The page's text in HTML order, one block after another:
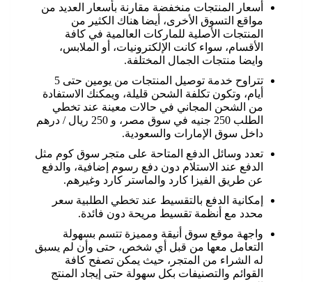
أسعار المنتجات منخفضة مقارنة بأسعار العديد من
مواقع التسوق الأخرى، أيضا هناك الكثير من
المنتجات الأصلية للماركات العالمية في كافة
الأقسام، سواء كانت الإلكترونيات، أو الملابس،
وايضا منتجات الجمال المختلفة.
تتراوح خدمة توصيل المنتجات من يومين حتى 5
أيام، وتكون تكلفة الشحن قليلة، ويمكنك الاستفادة
من الشحن المجاني في حالات معينة عند تخطي
الطلب 250 جنيه في سوق مصر، و 250 ريال / درهم
داخل سوق الإمارات والسعودية.
تعدد وسائل الدفع المتاحة على متجر سوق كوم مثل
الدفع عند الاستلام دون دفع رسوم إضافية، والدفع
عن طريق الفيزا كارد والماستر كارد وغيرهم.
إمكانية الدفع بالتقسيط عند تخطي الطلبية سعر
محدد مع أنظمة تقسيط مريحة دون فائدة.
واجهة موقع سوق أنيقة ومميزة تتسم بسهولة
التعامل معها من قبل أي شخص، حتى وأن لم يسبق
له الشراء من المتجر، حيث يمكن تصفح كافة
القوائم والتصنيفات بكل سهولة حتى إيجاد المنتج